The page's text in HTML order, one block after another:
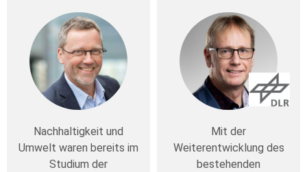
Nachhaltigkeit und
Umwelt waren bereits im
Studium der
Mit der
Weiterentwicklung des
bestehenden